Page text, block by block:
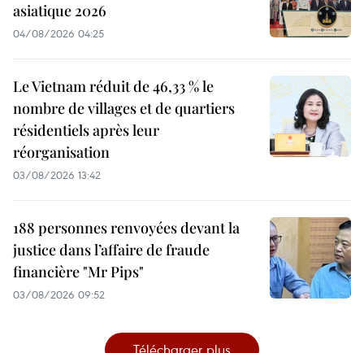
asiatique 2026
04/08/2026 04:25
Le Vietnam réduit de 46,33 % le
nombre de villages et de quartiers
résidentiels après leur
réorganisation
03/08/2026 13:42
188 personnes renvoyées devant la
justice dans l’affaire de fraude
financière "Mr Pips"
03/08/2026 09:52